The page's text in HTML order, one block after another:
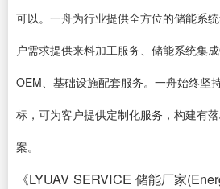
可以。一舟为行业提供全方位的储能系
户需求提供来料加工服务、储能系统集
OEM、基础设施配套服务。一舟始终坚
标，可为客户提供定制化服务，构建有
案。
《LYUAV SERVICE 储能厂家